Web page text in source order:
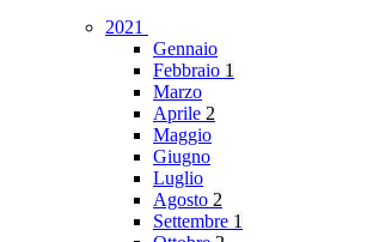
2021
Gennaio
Febbraio 1
Marzo
Aprile 2
Maggio
Giugno
Luglio
Agosto 2
Settembre 1